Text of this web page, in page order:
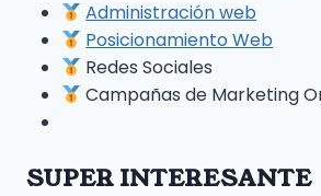
Administración web
Posicionamiento Web
Redes Sociales
Campañas de Marketing
SUPER INTERESANTE